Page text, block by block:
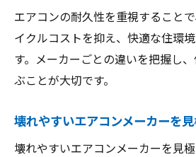
設置後も安心なエアコン
ト
省エネ重視ならどのエアコン
省エネ性能に優れたエア
エアコンの省エネ基準と
ツ
エアコンの耐久性を重視すること
イクルコストを抑え、快適な住環
す。メーカーごとの違いを把握し
ぶことが大切です。
壊れやすいエアコンメーカーを
壊れやすいエアコンメーカーを見